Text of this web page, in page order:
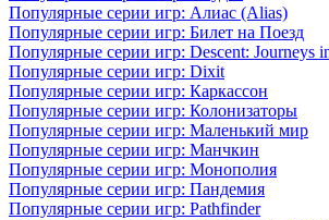
Популярные серии игр: Алиас (Alias)
Популярные серии игр: Билет на Поезд
Популярные серии игр: Descent: Journeys
Популярные серии игр: Dixit
Популярные серии игр: Каркассон
Популярные серии игр: Колонизаторы
Популярные серии игр: Маленький мир
Популярные серии игр: Манчкин
Популярные серии игр: Монополия
Популярные серии игр: Пандемия
Популярные серии игр: Pathfinder